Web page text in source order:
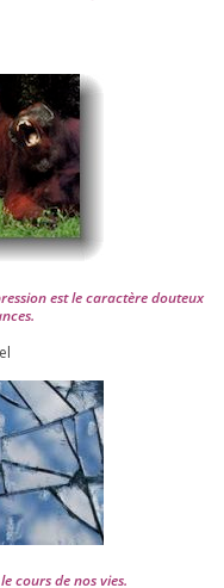
est le carac­tère dou­teux
cours de nos vies.